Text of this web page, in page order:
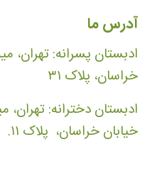
آدرس ما
ادبستان پسرانه: تهران،
خراسان، پلاک ۳۱
ادبستان دخترانه: تهران،
خیابان خراسان، پلاک ۱۱.